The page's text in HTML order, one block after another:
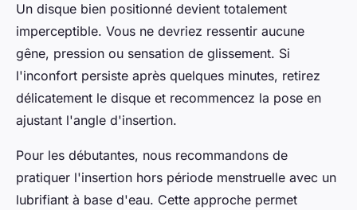
Un disque bien positionné devient totalement
imperceptible. Vous ne devriez ressentir aucune
gêne, pression ou sensation de glissement. Si
l'inconfort persiste après quelques minutes, retirez
délicatement le disque et recommencez la pose en
ajustant l'angle d'insertion.
Pour les débutantes, nous recommandons de
pratiquer l'insertion hors période menstruelle avec un
lubrifiant à base d'eau. Cette approche permet